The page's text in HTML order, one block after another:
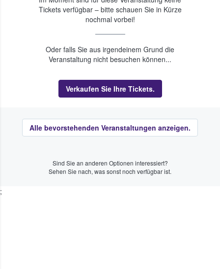
Tickets verfügbar – bitte schauen Sie in Kürze
nochmal vorbei!
Oder falls Sie aus irgendeinem Grund die
Veranstaltung nicht besuchen können...
Verkaufen Sie Ihre Tickets.
Alle bevorstehenden Veranstaltungen anzeigen.
Sind Sie an anderen Optionen interessiert?
Sehen Sie nach, was sonst noch verfügbar ist.
;